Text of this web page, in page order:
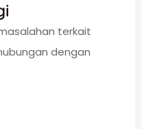
terkait
dengan